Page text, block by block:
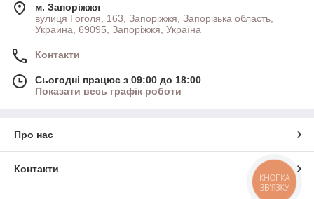
м. Запоріжжя
вулиця Гоголя, 163, Запоріжжя, Запорізька область,
Украина, 69095, Запоріжжя, Україна
Контакти
Сьогодні працює з 09:00 до 18:00
Показати весь графік роботи
Про нас
Контакти
КНОПКА
ЗВ'ЯЗКУ